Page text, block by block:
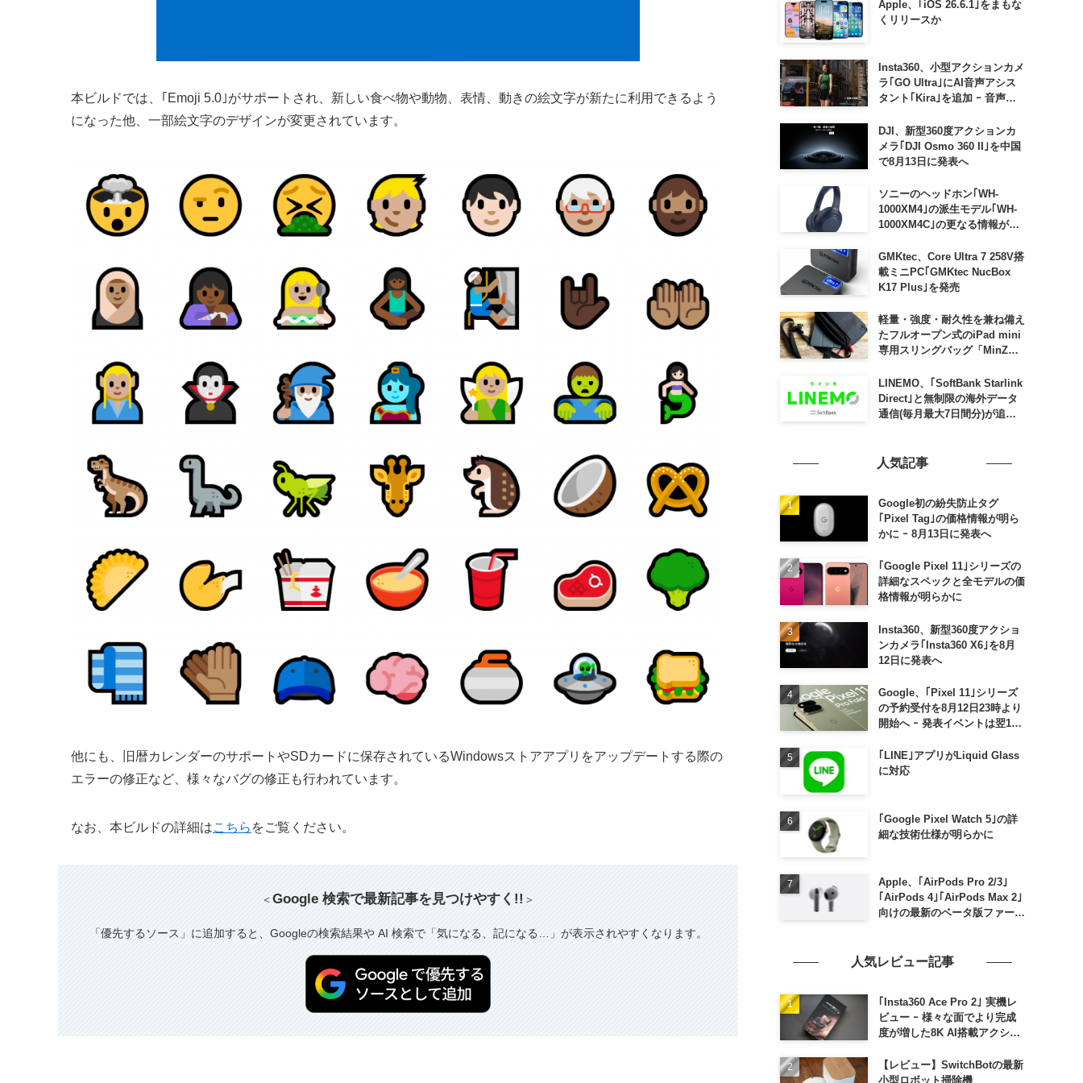
本ビルドでは、｢Emoji 5.0｣がサポートされ、新しい食べ物や動物、表情、動きの絵文字が新たに利用できるよう
になった他、一部絵文字のデザインが変更されています。
他にも、旧暦カレンダーのサポートやSDカードに保存されているWindowsストアアプリをアップデートする際の
エラーの修正など、様々なバグの修正も行われています。
なお、本ビルドの詳細はこちら をご覧ください。
＜Google 検索で最新記事を見つけやすく!! ＞
「優先するソース」に追加すると、Googleの検索結果や AI 検索で「気になる、記になる…」が表示されやすくなります。
Apple、｢iOS 26.6.1｣をまもな
くリリースか
Insta360、小型アクションカメ
ラ｢GO Ultra｣にAI音声アシス
タント｢Kira｣を追加 ｰ 音声で
などが利用可能に
DJI、新型360度アクションカ
メラ｢DJI Osmo 360 II｣を中国
で8月13日に発表へ
ソニーのヘッドホン｢WH-
1000XM4｣の派生モデル｢WH-
1000XM4C｣の更なる情報が明
GMKtec、Core Ultra 7 258V搭
載ミニPC｢GMKtec NucBox
K17 Plus｣を発売
軽量・強度・耐久性を兼ね備え
たフルオープン式のiPad mini
専用スリングバッグ「MinZ
発売
LINEMO、｢SoftBank Starlink
Direct｣と無制限の海外データ
通信(毎月最大7日間分)が追加
人気記事
Google初の紛失防止タグ
｢Pixel Tag｣の価格情報が明ら
かに ｰ 8月13日に発表へ
｢Google Pixel 11｣シリーズの
詳細なスペックと全モデルの価
格情報が明らかに
Insta360、新型360度アクショ
ンカメラ｢Insta360 X6｣を8月
12日に発表へ
Google、｢Pixel 11｣シリーズ
の予約受付を8月12日23時より
開始へ ｰ 発表イベントは翌13
｢LINE｣アプリがLiquid Glass
に対応
｢Google Pixel Watch 5｣の詳
細な技術仕様が明らかに
Apple、｢AirPods Pro 2/3｣
｢AirPods 4｣｢AirPods Max 2｣
向けの最新のベータ版ファーム
人気レビュー記事
｢Insta360 Ace Pro 2｣ 実機レ
ビュー ｰ 様々な面でより完成
度が増した8K AI搭載アクショ
【レビュー】SwitchBotの最新
小型ロボット掃除機